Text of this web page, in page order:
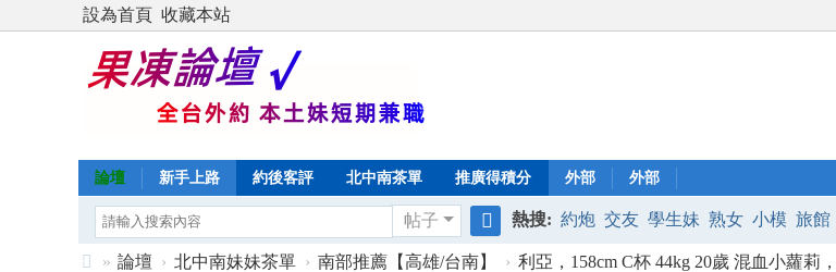
設為首頁 收藏本站
論壇 新手上路 約後客評 北中南茶單 推廣得積分 外部 外部
帖子
搜
熱搜: 約炮 交友 學生妹 熟女 小模 旅館
» 論壇 › 北中南妹妹茶單 › 南部推薦【高雄/台南】 › 利亞，158cm C杯 44kg 20歲 混血小蘿莉